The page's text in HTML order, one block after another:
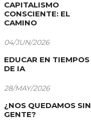
CAPITALISMO
CONSCIENTE: EL
CAMINO
04/JUN/2026
EDUCAR EN TIEMPOS
DE IA
28/MAY/2026
¿NOS QUEDAMOS SIN
GENTE?